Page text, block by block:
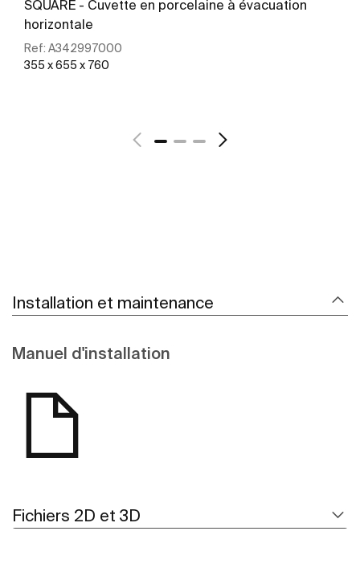
SQUARE - Cuvette en porcelaine à évacuation
horizontale
Ref: A342997000
355 x 655 x 760
Installation et maintenance
Manuel d'installation
Fichiers 2D et 3D